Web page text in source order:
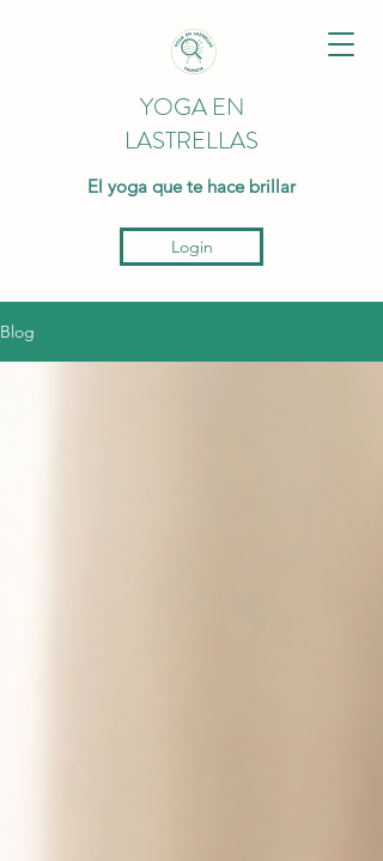
YOGA EN
LASTRELLAS
El yoga que te hace brillar
Login
Blog